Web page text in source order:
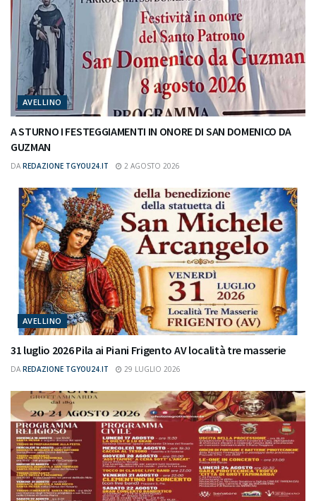
AVELLINO
A STURNO I FESTEGGIAMENTI IN ONORE DI SAN DOMENICO DA
GUZMAN
DA REDAZIONE TGYOU24.IT 2 AGOSTO 2026
AVELLINO
31 luglio 2026 Pila ai Piani Frigento AV località tre masserie
DA REDAZIONE TGYOU24.IT 29 LUGLIO 2026